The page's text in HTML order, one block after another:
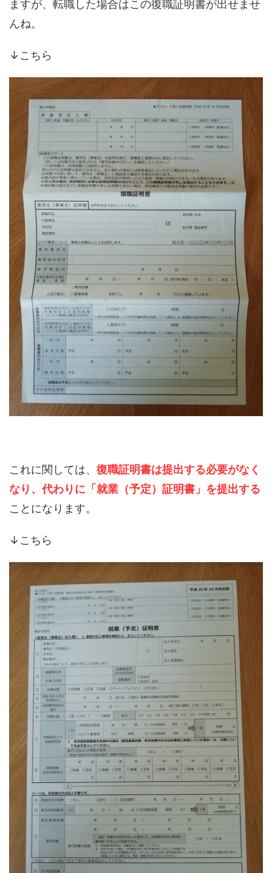
ますが、転職した場合はこの復職証明書が出せませ
んね。
↓こちら
これに関しては、 復職証明書は提出する必要がなく
なり、代わりに「就業（予定）証明書」を提出する
ことになります。
↓こちら